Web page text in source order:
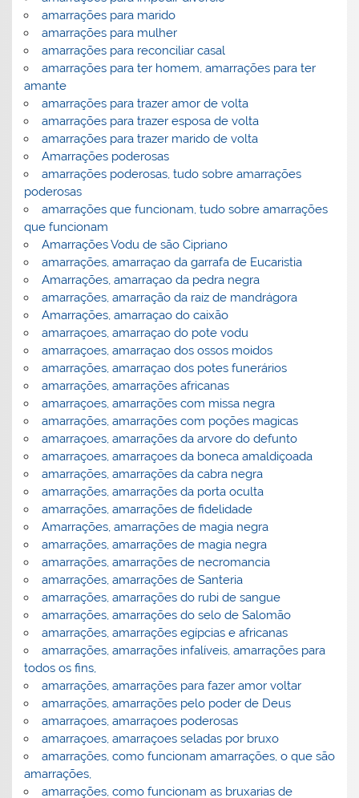
amarrações para marido
amarrações para mulher
amarrações para reconciliar casal
amarrações para ter homem, amarrações para ter
amante
amarrações para trazer amor de volta
amarrações para trazer esposa de volta
amarrações para trazer marido de volta
Amarrações poderosas
amarrações poderosas, tudo sobre amarrações
poderosas
amarrações que funcionam, tudo sobre amarrações
que funcionam
Amarrações Vodu de são Cipriano
amarrações, amarraçao da garrafa de Eucaristia
Amarrações, amarraçao da pedra negra
amarrações, amarração da raiz de mandrágora
Amarrações, amarraçao do caixão
amarraçoes, amarraçao do pote vodu
amarraçoes, amarraçao dos ossos moidos
amarrações, amarraçao dos potes funerários
amarrações, amarrações africanas
amarraçoes, amarrações com missa negra
amarrações, amarrações com poções magicas
amarraçoes, amarrações da arvore do defunto
amarraçoes, amarraçoes da boneca amaldiçoada
amarrações, amarrações da cabra negra
amarrações, amarrações da porta oculta
amarrações, amarrações de fidelidade
Amarrações, amarrações de magia negra
amarrações, amarrações de magia negra
amarrações, amarrações de necromancia
amarrações, amarrações de Santeria
amarrações, amarrações do rubi de sangue
amarrações, amarrações do selo de Salomão
amarrações, amarrações egípcias e africanas
amarrações, amarrações infalíveis, amarrações para
todos os fins,
amarrações, amarrações para fazer amor voltar
amarrações, amarrações pelo poder de Deus
amarraçoes, amarraçoes poderosas
amarraçoes, amarraçoes seladas por bruxo
amarrações, como funcionam amarrações, o que são
amarrações,
amarrações, como funcionam as bruxarias de